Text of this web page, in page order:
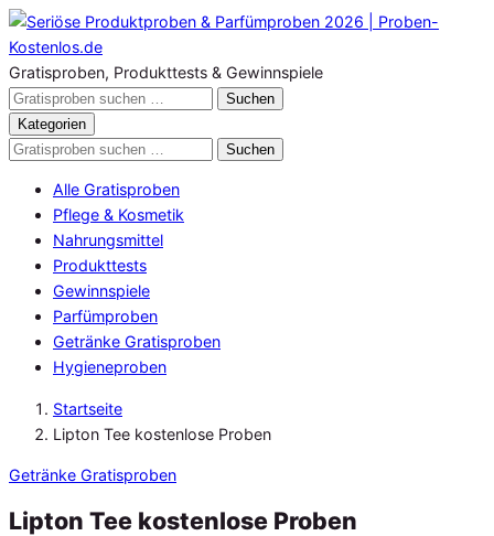
Zum
Inhalt
springen
Gratisproben, Produkttests & Gewinnspiele
Gratisproben
durchsuchen
Suchen
Kategorien
Gratisproben
Suchen
Alle Gratisproben
Pflege & Kosmetik
Nahrungsmittel
Produkttests
Gewinnspiele
Parfümproben
Getränke Gratisproben
Hygieneproben
Startseite
Lipton Tee kostenlose Proben
Getränke Gratisproben
Lipton Tee kostenlose Proben